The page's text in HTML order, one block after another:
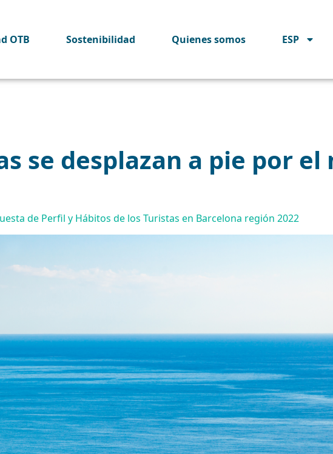
OTB Sostenibilidad Quienes somos ESP
se desplazan a pie por
de Perfil y Hábitos de los Turistas en Barcelona región 2022